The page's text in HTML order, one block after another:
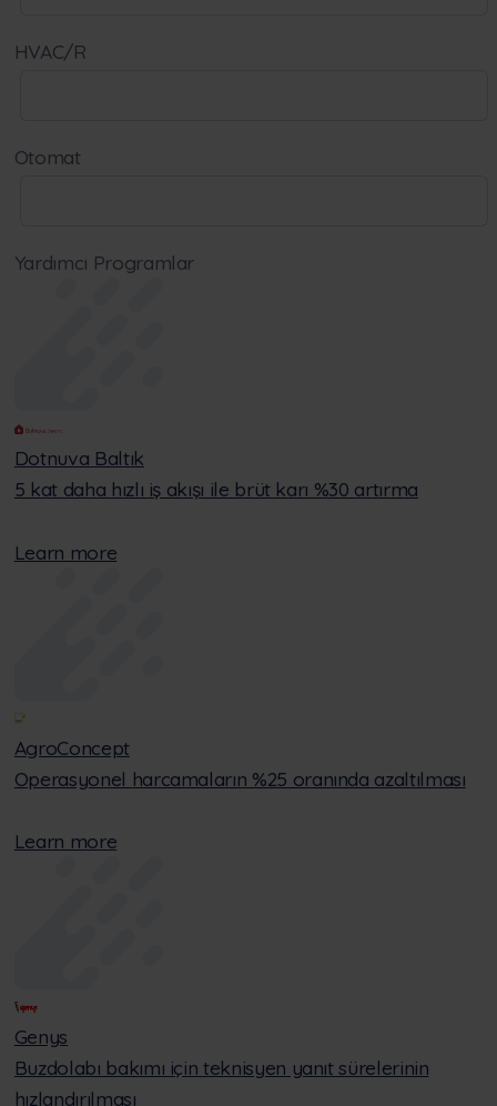
HVAC/R
Otomat
Yardımcı Programlar
Dotnuva Baltık
5 kat daha hızlı iş akışı ile brüt karı %30 artırma
Learn more
AgroConcept
Operasyonel harcamaların %25 oranında azaltılması
Learn more
Genys
Buzdolabı bakımı için teknisyen yanıt sürelerinin
hızlandırılması